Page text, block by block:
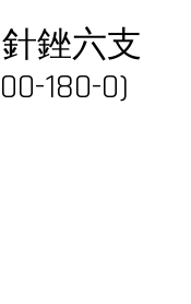
針銼六支
180-0)